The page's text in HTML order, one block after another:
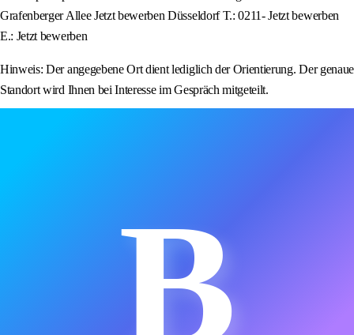
Grafenberger Allee Jetzt bewerben Düsseldorf T.: 0211- Jetzt bewerben
E.: Jetzt bewerben
Hinweis: Der angegebene Ort dient lediglich der Orientierung. Der genaue
Standort wird Ihnen bei Interesse im Gespräch mitgeteilt.
B